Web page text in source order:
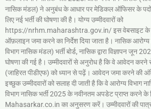
नासिक मंडल) ने अनुबंध के आधार पर मेडिकल ऑफिसर के पदों
लिए नई भर्ती की घोषणा की है। योग्य उम्मीदवारों को
https://nrhm.maharashtra.gov.in/ इस वेबसाइट के
ऑफ़लाइन जमा करने का निर्देश दिया जाता है। नासिक आरोग्य
विभाग नासिक मंडल) भर्ती बोर्ड, नासिक द्वारा विज्ञापन जून
घोषणा की गई है। उम्मीदवारों से अनुरोध है कि वे आवेदन करने
(जाहिरत पीडीएफ) को ध्यान से पढ़ें। आवेदन जमा करने की
इच्छुक उम्मीदवारों को सलाह दी जाती है कि वे आरोग्य विभाग
विभाग नासिक भर्ती 2025 के नवीनतम अपडेट प्राप्त करने के
Mahasarkar.co.in का अनुसरण करें। उम्मीदवारों की